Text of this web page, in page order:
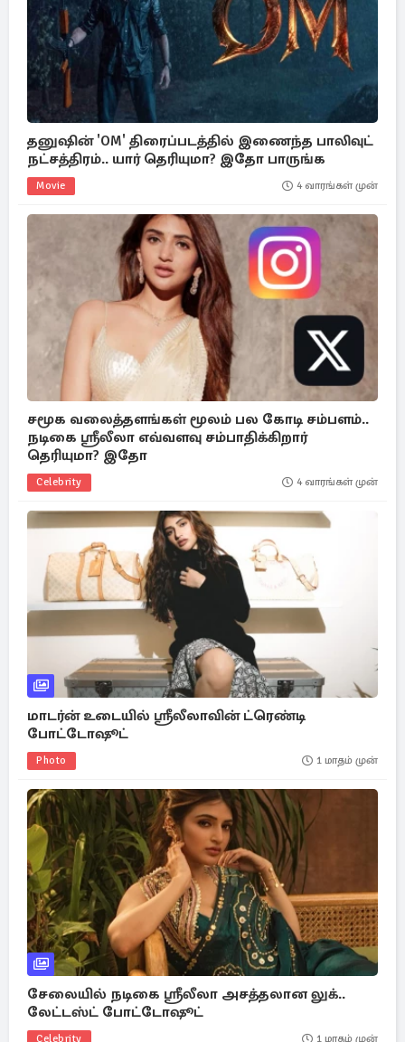
தனுஷின் 'OM' திரைப்படத்தில் இணைந்த பாலிவுட்
நட்சத்திரம்.. யார் தெரியுமா? இதோ பாருங்க
Movie 4 வாரங்கள் முன்
சமூக வலைத்தளங்கள் மூலம் பல கோடி சம்பளம்..
நடிகை ஸ்ரீலீலா எவ்வளவு சம்பாதிக்கிறார்
தெரியுமா? இதோ
Celebrity 4 வாரங்கள் முன்
மாடர்ன் உடையில் ஸ்ரீலீலாவின் ட்ரெண்டி
போட்டோஷூட்
Photo 1 மாதம் முன்
சேலையில் நடிகை ஸ்ரீலீலா அசத்தலான லுக்..
லேட்டஸ்ட் போட்டோஷூட்
Celebrity 1 மாதம் முன்